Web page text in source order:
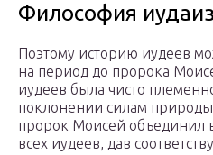
Философия
Поэтому историю иудеев
на период до пророка
иудеев была чисто
поклонении силам
пророк Моисей объединил
всех иудеев, дав